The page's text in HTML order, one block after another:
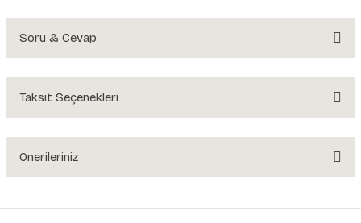
Soru & Cevap
Ürün hakkında henüz soru sorulmamış.
Taksit Seçenekleri
Önerileriniz
yetersiz gördüğünüz noktaları öneri formunu kullanarak tarafımıza